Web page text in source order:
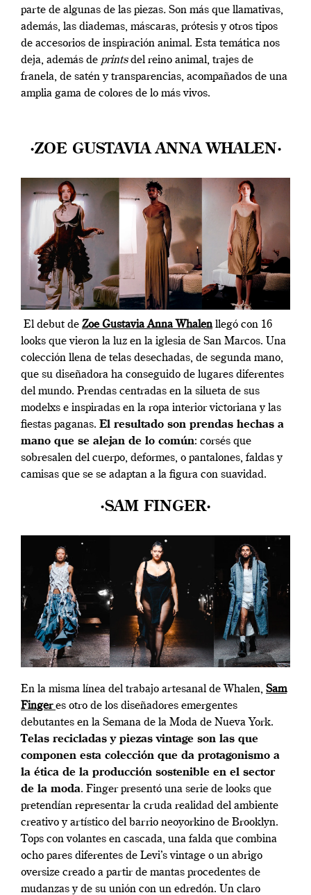
parte de algunas de las piezas. Son más que llamativas,
además, las diademas, máscaras, prótesis y otros tipos
de accesorios de inspiración animal. Esta temática nos
deja, además de printsdel reino animal, trajes de
franela, de satén y transparencias, acompañados de una
amplia gama de colores de lo más vivos.
·ZOE GUSTAVIA ANNA WHALEN·
El debut de Zoe Gustavia Anna Whalenllegó con 16
looks que vieron la luz en la iglesia de San Marcos. Una
colección llena de telas desechadas, de segunda mano,
que su diseñadora ha conseguido de lugares diferentes
del mundo. Prendas centradas en la silueta de sus
modelxs e inspiradas en la ropa interior victoriana y las
fiestas paganas. El resultado son prendas hechas a
mano que se alejan de lo común: corsés que
sobresalen del cuerpo, deformes, o pantalones, faldas y
camisas que se se adaptan a la figura con suavidad.
·SAM FINGER·
En la misma línea del trabajo artesanal de Whalen, Sam
Finger es otro de los diseñadores emergentes
debutantes en la Semana de la Moda de Nueva York.
Telas recicladas y piezas vintage son las que
componen esta colección que da protagonismo a
la ética de la producción sostenible en el sector
de la moda. Finger presentó una serie de looks que
pretendían representar la cruda realidad del ambiente
creativo y artístico del barrio neoyorkino de Brooklyn.
Tops con volantes en cascada, una falda que combina
ocho pares diferentes de Levi’s vintage o un abrigo
oversize creado a partir de mantas procedentes de
mudanzas y de su unión con un edredón. Un claro